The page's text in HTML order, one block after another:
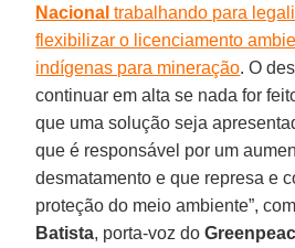
Nacional trabalhando para
flexibilizar o licenciamento
indígenas para mineração. O
continuar em alta se nada for
que uma solução seja
que é responsável por um
desmatamento e que represa e
proteção do meio ambiente”,
Batista, porta-voz do